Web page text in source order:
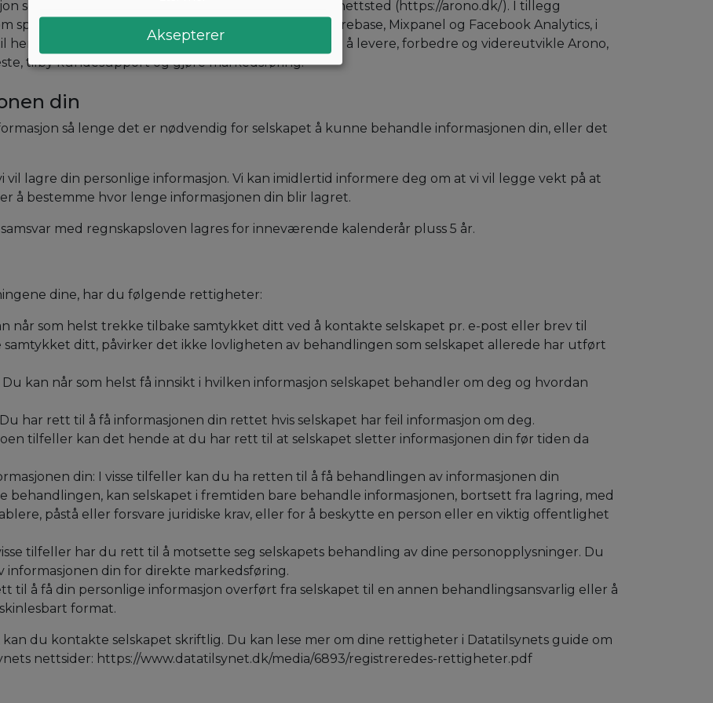
som du oppgir i Aronos app eller gjennom Aronos nettsted (https://arono.dk/). I tillegg
sporingsprogramvare, inkludert Google Analytics, Firebase, Mixpanel og Facebook Analytics, i
hensikt å bruke dine personlige data med det formål å levere, forbedre og videreutvikle Arono,
tilby kundesupport og gjøre markedsføring.
din
så lenge det er nødvendig for selskapet å kunne behandle informasjonen din, eller det
vil lagre din personlige informasjon. Vi kan imidlertid informere deg om at vi vil legge vekt på at
å bestemme hvor lenge informasjonen din blir lagret.
med regnskapsloven lagres for inneværende kalenderår pluss 5 år.
dine, har du følgende rettigheter:
når som helst trekke tilbake samtykket ditt ved å kontakte selskapet pr. e-post eller brev til
samtykket ditt, påvirker det ikke lovligheten av behandlingen som selskapet allerede har utført
kan når som helst få innsikt i hvilken informasjon selskapet behandler om deg og hvordan
har rett til å få informasjonen din rettet hvis selskapet har feil informasjon om deg.
tilfeller kan det hende at du har rett til at selskapet sletter informasjonen din før tiden da
din: I visse tilfeller kan du ha retten til å få behandlingen av informasjonen din
behandlingen, kan selskapet i fremtiden bare behandle informasjonen, bortsett fra lagring, med
påstå eller forsvare juridiske krav, eller for å beskytte en person eller en viktig offentlighet
tilfeller har du rett til å motsette seg selskapets behandling av dine personopplysninger. Du
informasjonen din for direkte markedsføring.
til å få din personlige informasjon overført fra selskapet til en annen behandlingsansvarlig eller å
format.
du kontakte selskapet skriftlig. Du kan lese mer om dine rettigheter i Datatilsynets guide om
nettsider: https://www.datatilsynet.dk/media/6893/registreredes-rettigheter.pdf
Aksepterer